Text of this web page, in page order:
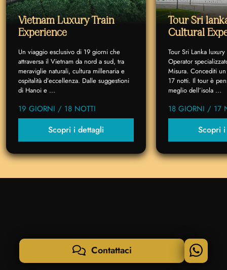
Vietnam Luxury Train
Experience
Un viaggio esclusivo di 19 giorni che
attraversa il Vietnam da nord a sud, tra
meraviglie naturali, cultura millenaria e
ospitalità d’eccellenza. Dalle suggestioni
di Hanoi e ...
19 GIORNI / 18 NOTTI
Scopri i dettagli
Tour Sri
Cultural
Tour Sri Lanka
Operator
Misura. Concediti
17 notti. Il tour è
meglio dell’isola ...
18 GIORNI / 17
Scopri
Contattaci